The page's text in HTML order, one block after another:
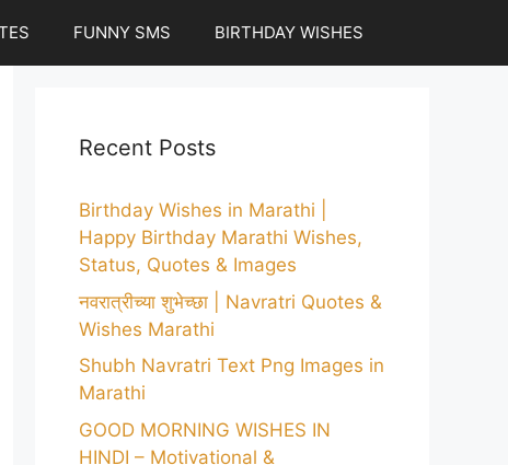
FUNNY SMS BIRTHDAY WISHES
Recent Posts
Birthday Wishes in Marathi |
Happy Birthday Marathi Wishes,
Status, Quotes & Images
नवरात्रीच्या शुभेच्छा | Navratri Quotes &
Wishes Marathi
Shubh Navratri Text Png Images in
Marathi
GOOD MORNING WISHES IN
HINDI – Motivational &